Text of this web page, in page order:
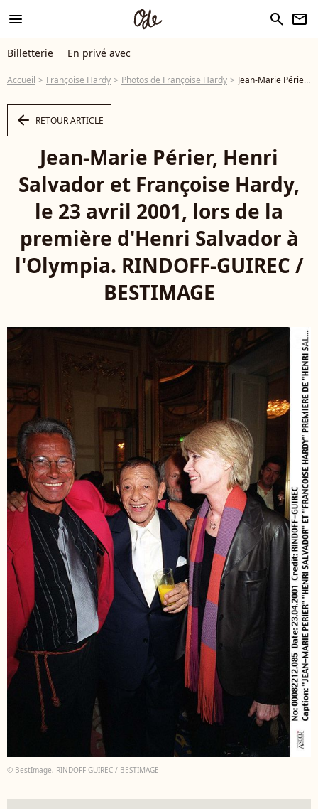
menu search newsletter
Billetterie En privé avec
Accueil Françoise Hardy Photos de Françoise Hardy Jean-Marie Périer, Henri Salvador et Françoise Hardy, le 23 avril 2001, lors de la première d'Henri Salvador à l'Olympia. RINDOFF-GUIREC / BESTIMAGE - Photo
arrow_left RETOUR ARTICLE
Jean-Marie Périer, Henri
Salvador et Françoise Hardy,
le 23 avril 2001, lors de la
première d'Henri Salvador à
l'Olympia. RINDOFF-GUIREC /
BESTIMAGE
© BestImage, RINDOFF-GUIREC / BESTIMAGE